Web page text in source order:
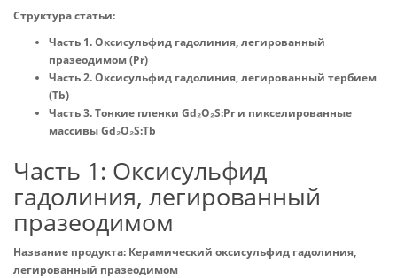
Структура статьи:
Часть 1. Оксисульфид гадолиния, легированный
празеодимом (Pr)
Часть 2. Оксисульфид гадолиния, легированный тербием
(Tb)
Часть 3. Тонкие пленки Gd₂O₂S:Pr и пикселированные
массивы Gd₂O₂S:Tb
Часть 1: Оксисульфид
гадолиния, легированный
празеодимом
Название продукта: Керамический оксисульфид гадолиния,
легированный празеодимом